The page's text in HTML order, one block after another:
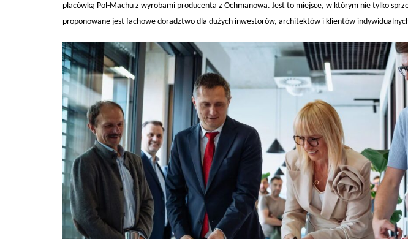
placówką Pol-Machu z wyrobami producenta z Ochmanowa. Jest to miejsce, w którym nie tylko
proponowane jest fachowe doradztwo dla dużych inwestorów, architektów i klientów